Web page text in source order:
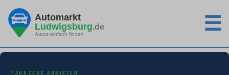
Automarkt
Ludwigsburg.de
Autos einfach finden ☰
FAHRZEUG ANBIETEN